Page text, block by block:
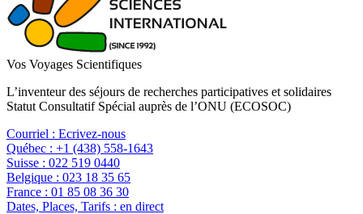
Vos Voyages Scientifiques
L’inventeur des séjours de recherches participatives et solidaires
Statut Consultatif Spécial auprès de l’ONU (ECOSOC)
Courriel : Ecrivez-nous
Québec : +1 (438) 558-1643
Suisse : 022 519 0440
Belgique : 023 18 35 65
France : 01 85 08 36 30
Dates, Places, Tarifs : en direct